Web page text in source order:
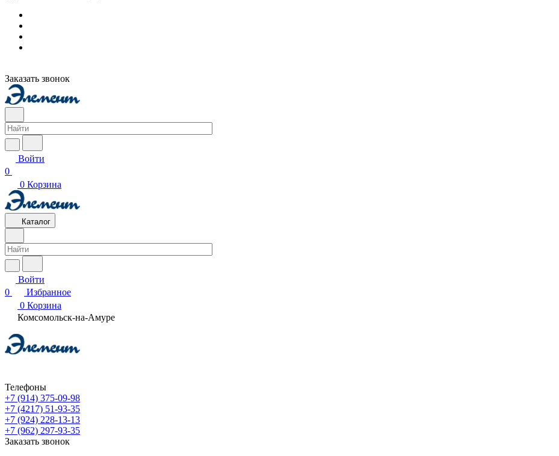
Заказать звонок
Войти
0
0 Корзина
Каталог
Войти
0
Избранное
0 Корзина
Комсомольск-на-Амуре
Телефоны
+7 (914) 375-09-98
+7 (4217) 51-93-35
+7 (924) 228-13-13
+7 (962) 297-93-35
Заказать звонок